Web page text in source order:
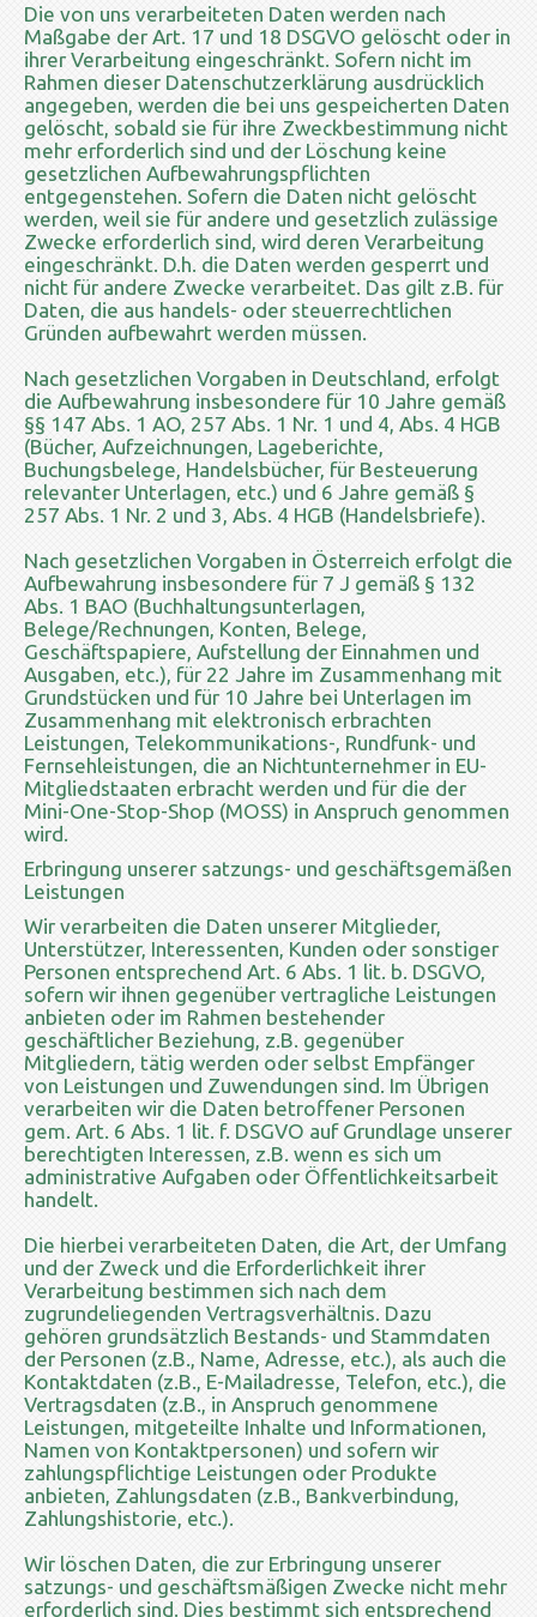
Die von uns verarbeiteten Daten werden nach
Maßgabe der Art. 17 und 18 DSGVO gelöscht oder in
ihrer Verarbeitung eingeschränkt. Sofern nicht im
Rahmen dieser Datenschutzerklärung ausdrücklich
angegeben, werden die bei uns gespeicherten Daten
gelöscht, sobald sie für ihre Zweckbestimmung nicht
mehr erforderlich sind und der Löschung keine
gesetzlichen Aufbewahrungspflichten
entgegenstehen. Sofern die Daten nicht gelöscht
werden, weil sie für andere und gesetzlich zulässige
Zwecke erforderlich sind, wird deren Verarbeitung
eingeschränkt. D.h. die Daten werden gesperrt und
nicht für andere Zwecke verarbeitet. Das gilt z.B. für
Daten, die aus handels- oder steuerrechtlichen
Gründen aufbewahrt werden müssen.
Nach gesetzlichen Vorgaben in Deutschland, erfolgt
die Aufbewahrung insbesondere für 10 Jahre gemäß
§§ 147 Abs. 1 AO, 257 Abs. 1 Nr. 1 und 4, Abs. 4 HGB
(Bücher, Aufzeichnungen, Lageberichte,
Buchungsbelege, Handelsbücher, für Besteuerung
relevanter Unterlagen, etc.) und 6 Jahre gemäß §
257 Abs. 1 Nr. 2 und 3, Abs. 4 HGB (Handelsbriefe).
Nach gesetzlichen Vorgaben in Österreich erfolgt die
Aufbewahrung insbesondere für 7 J gemäß § 132
Abs. 1 BAO (Buchhaltungsunterlagen,
Belege/Rechnungen, Konten, Belege,
Geschäftspapiere, Aufstellung der Einnahmen und
Ausgaben, etc.), für 22 Jahre im Zusammenhang mit
Grundstücken und für 10 Jahre bei Unterlagen im
Zusammenhang mit elektronisch erbrachten
Leistungen, Telekommunikations-, Rundfunk- und
Fernsehleistungen, die an Nichtunternehmer in EU-
Mitgliedstaaten erbracht werden und für die der
Mini-One-Stop-Shop (MOSS) in Anspruch genommen
wird.
Erbringung unserer satzungs- und geschäftsgemäßen
Leistungen
Wir verarbeiten die Daten unserer Mitglieder,
Unterstützer, Interessenten, Kunden oder sonstiger
Personen entsprechend Art. 6 Abs. 1 lit. b. DSGVO,
sofern wir ihnen gegenüber vertragliche Leistungen
anbieten oder im Rahmen bestehender
geschäftlicher Beziehung, z.B. gegenüber
Mitgliedern, tätig werden oder selbst Empfänger
von Leistungen und Zuwendungen sind. Im Übrigen
verarbeiten wir die Daten betroffener Personen
gem. Art. 6 Abs. 1 lit. f. DSGVO auf Grundlage unserer
berechtigten Interessen, z.B. wenn es sich um
administrative Aufgaben oder Öffentlichkeitsarbeit
handelt.
Die hierbei verarbeiteten Daten, die Art, der Umfang
und der Zweck und die Erforderlichkeit ihrer
Verarbeitung bestimmen sich nach dem
zugrundeliegenden Vertragsverhältnis. Dazu
gehören grundsätzlich Bestands- und Stammdaten
der Personen (z.B., Name, Adresse, etc.), als auch die
Kontaktdaten (z.B., E-Mailadresse, Telefon, etc.), die
Vertragsdaten (z.B., in Anspruch genommene
Leistungen, mitgeteilte Inhalte und Informationen,
Namen von Kontaktpersonen) und sofern wir
zahlungspflichtige Leistungen oder Produkte
anbieten, Zahlungsdaten (z.B., Bankverbindung,
Zahlungshistorie, etc.).
Wir löschen Daten, die zur Erbringung unserer
satzungs- und geschäftsmäßigen Zwecke nicht mehr
erforderlich sind. Dies bestimmt sich entsprechend